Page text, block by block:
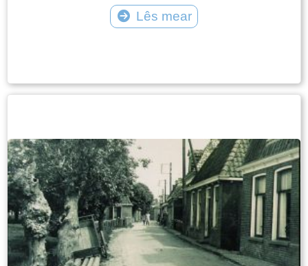
Yn 1905 hat de gemeente nije regels foar it
bouwen en ferbouwen ynfierd. Hein Heinsius is
hûs. Al daliks by de bou fan it hûs tsjinnet hy yn
hierden in part fan’e buorkerij dêr’t no Siep van
der Velde wennet ( Tsjaerddyk 44). Se ferhúzje
yn 1906 mei harren trije bern nei it nije pân. Hjir
wurde noch ris trije bern berne.
Lês mear